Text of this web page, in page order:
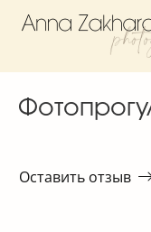
Оставить отзыв